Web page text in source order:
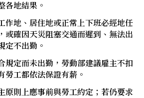
各地結果。
作地、居住地或正常上下班必經地任
或確因天災阻塞交通而遲到、無法出
定不出勤。
規定而未出勤，勞動部建議雇主不扣
勞工都依法保證有薪。
原則上應事前與勞工約定；若仍要求